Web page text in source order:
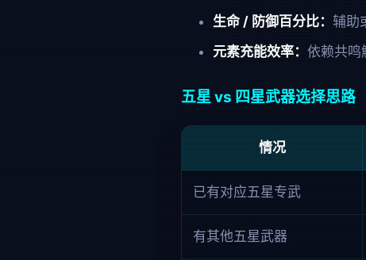
生命 / 防御百分比： 辅助
元素充能效率： 依赖共鸣
五星 vs 四星武器选择思路
情况
已有对应五星专武
有其他五星武器